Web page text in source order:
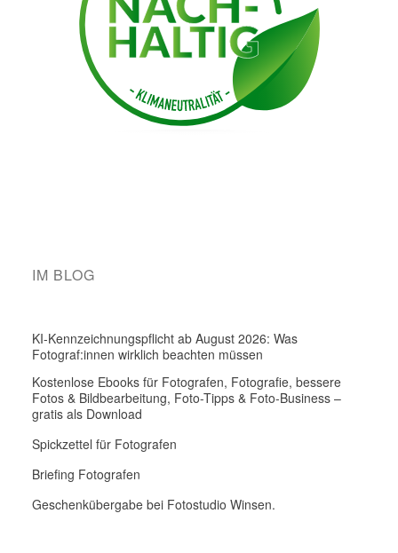
IM BLOG
KI-Kennzeichnungspflicht ab August 2026: Was
Fotograf:innen wirklich beachten müssen
Kostenlose Ebooks für Fotografen, Fotografie, bessere
Fotos & Bildbearbeitung, Foto-Tipps & Foto-Business –
gratis als Download
Spickzettel für Fotografen
Briefing Fotografen
Geschenkübergabe bei Fotostudio Winsen.